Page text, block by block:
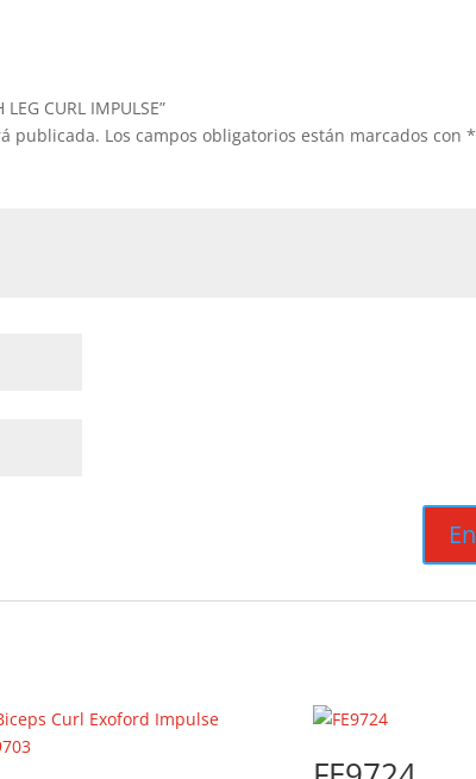
CURL IMPULSE”
publicada. Los campos obligatorios están marcados con*